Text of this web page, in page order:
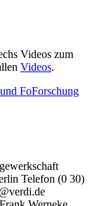
Videos zum
Videos.
FoForschung
Telefon (0 30)